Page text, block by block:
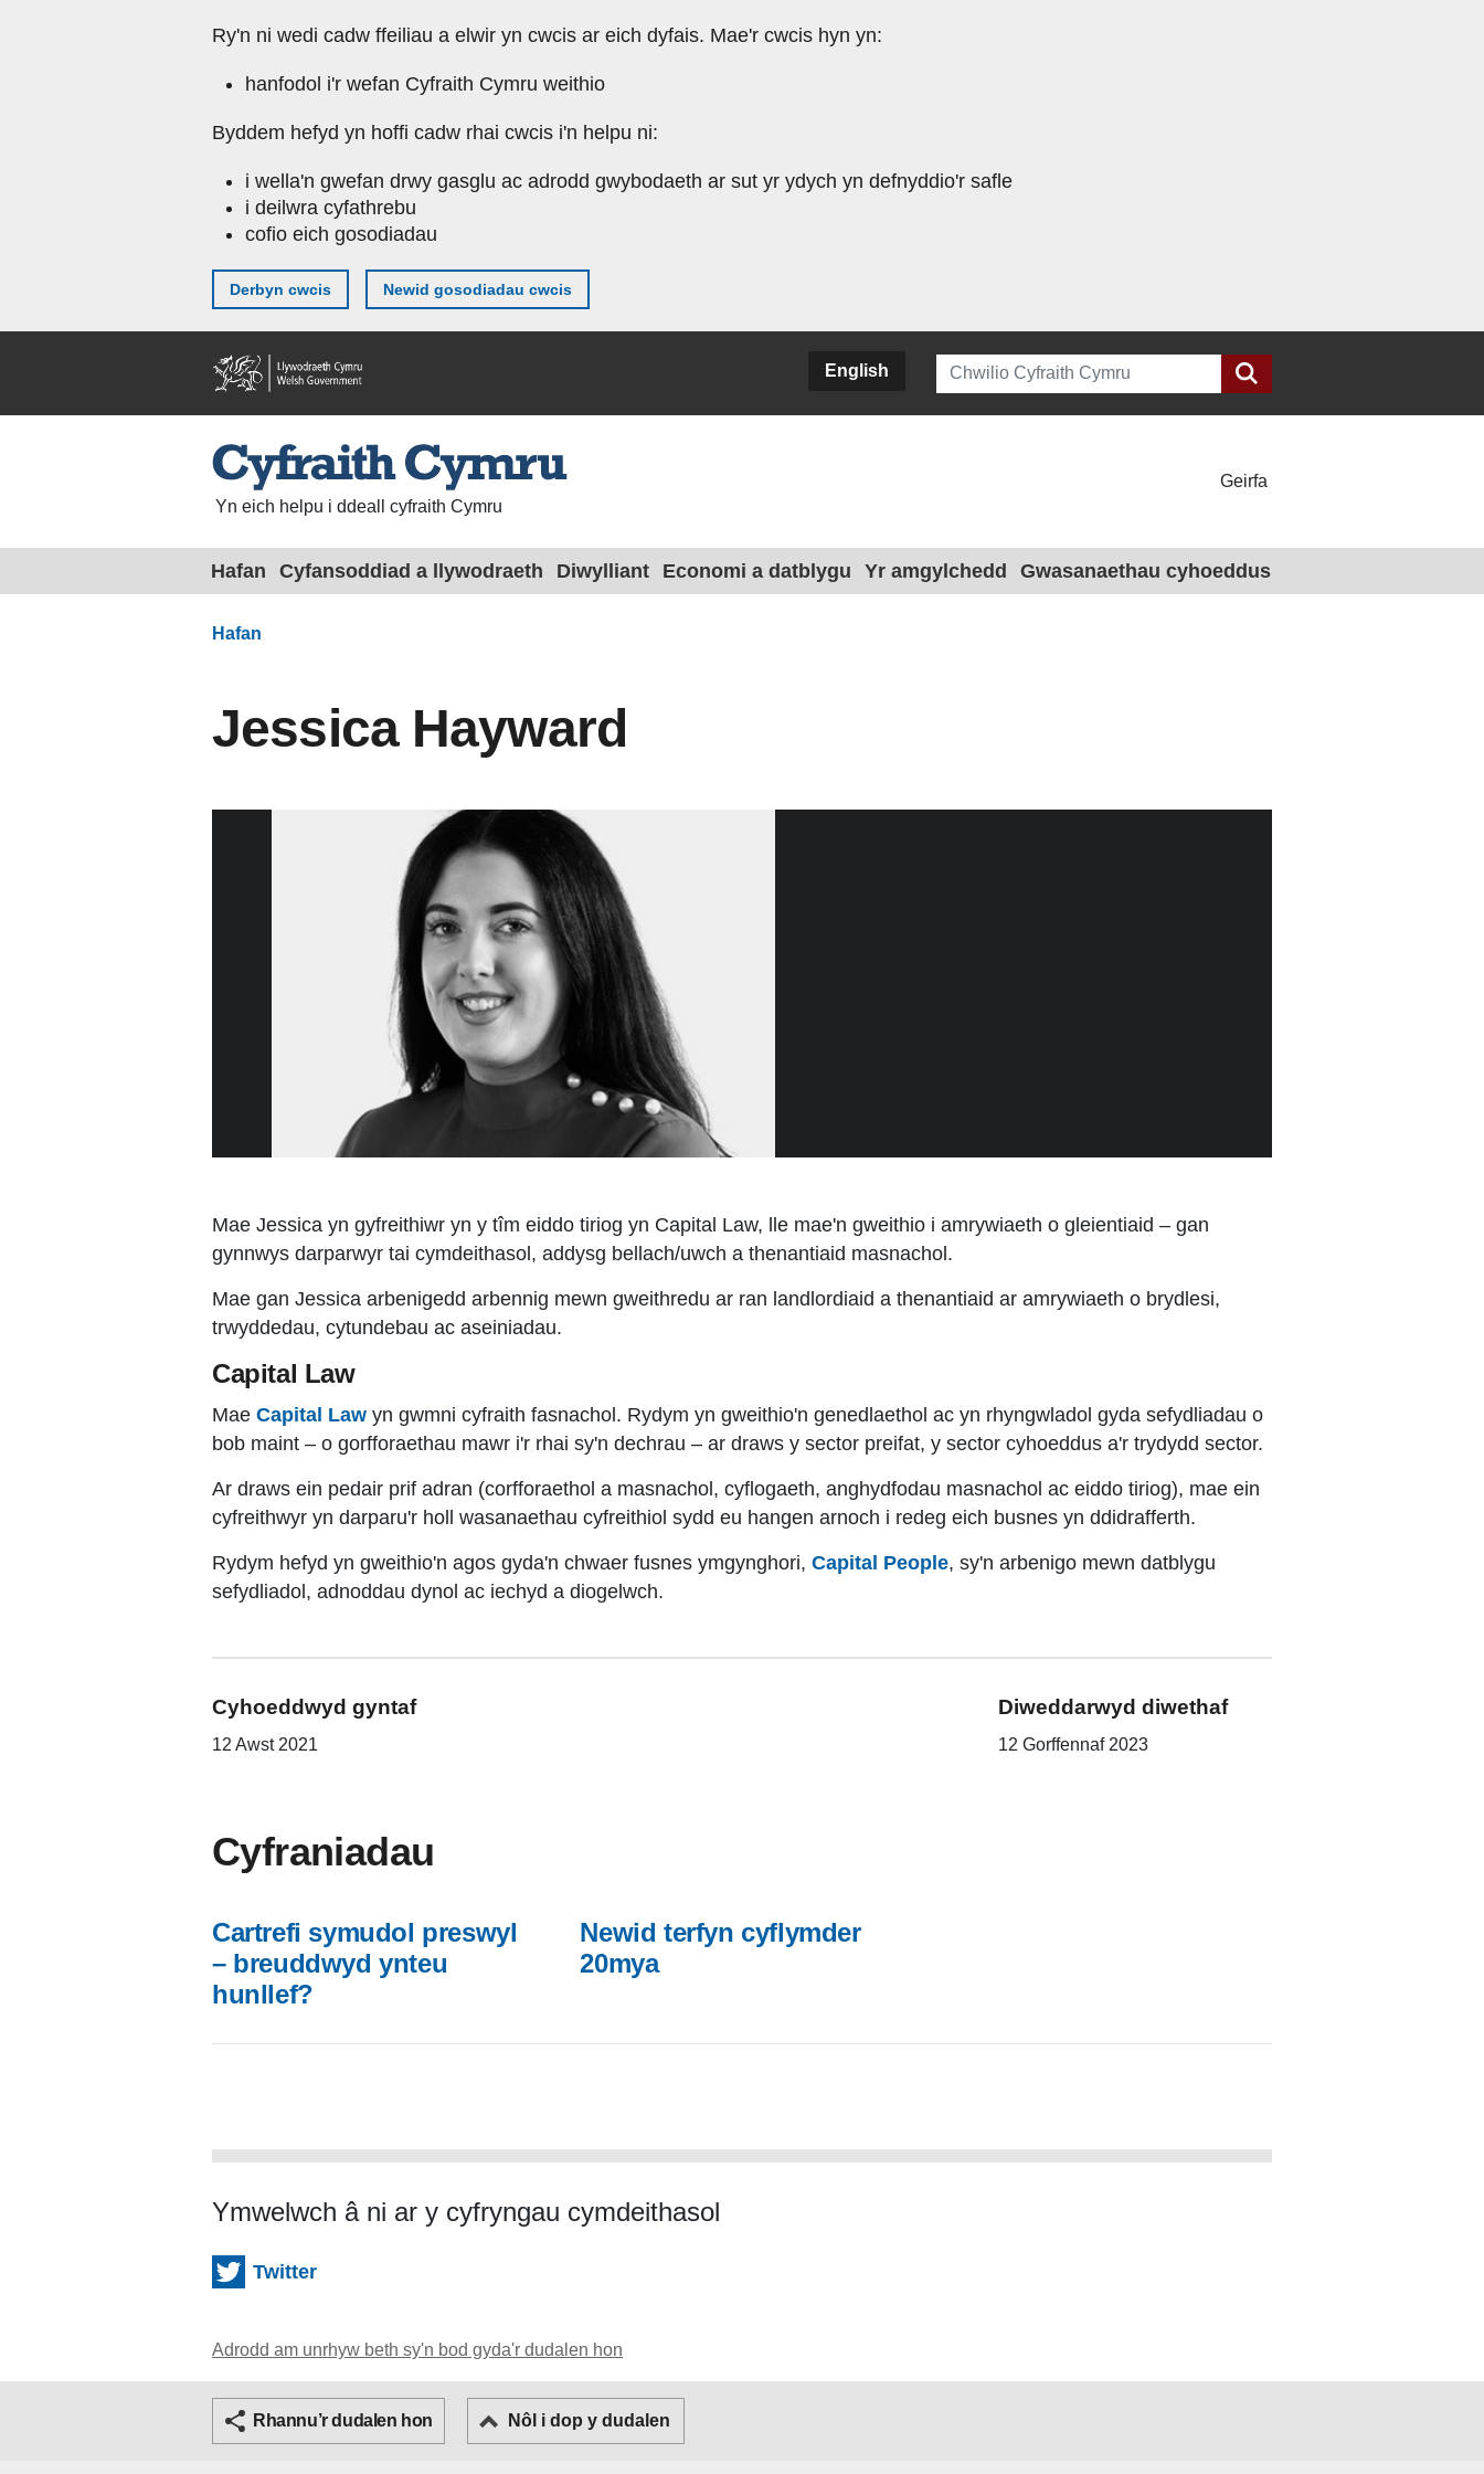
Ry'n ni wedi cadw ffeiliau a elwir yn cwcis ar eich dyfais. Mae'r cwcis hyn yn:
hanfodol i'r wefan Cyfraith Cymru weithio
Byddem hefyd yn hoffi cadw rhai cwcis i'n helpu ni:
i wella'n gwefan drwy gasglu ac adrodd gwybodaeth ar sut yr ydych yn defnyddio'r safle
i deilwra cyfathrebu
cofio eich gosodiadau
Derbyn cwcis Newid gosodiadau cwcis
English
Search
Yn eich helpu i ddeall cyfraith Cymru
Geirfa
Hafan Cyfansoddiad a llywodraeth Diwylliant Economi a datblygu Yr amgylchedd Gwasanaethau cyhoeddus
Hafan
Jessica Hayward
Mae Jessica yn gyfreithiwr yn y tîm eiddo tiriog yn Capital Law, lle mae'n gweithio i amrywiaeth o gleientiaid – gan
gynnwys darparwyr tai cymdeithasol, addysg bellach/uwch a thenantiaid masnachol.
Mae gan Jessica arbenigedd arbennig mewn gweithredu ar ran landlordiaid a thenantiaid ar amrywiaeth o brydlesi,
trwyddedau, cytundebau ac aseiniadau.
Capital Law
Mae Capital Law yn gwmni cyfraith fasnachol. Rydym yn gweithio'n genedlaethol ac yn rhyngwladol gyda sefydliadau o
bob maint – o gorfforaethau mawr i'r rhai sy'n dechrau – ar draws y sector preifat, y sector cyhoeddus a'r trydydd sector.
Ar draws ein pedair prif adran (corfforaethol a masnachol, cyflogaeth, anghydfodau masnachol ac eiddo tiriog), mae ein
cyfreithwyr yn darparu'r holl wasanaethau cyfreithiol sydd eu hangen arnoch i redeg eich busnes yn ddidrafferth.
Rydym hefyd yn gweithio'n agos gyda'n chwaer fusnes ymgynghori, Capital People, sy'n arbenigo mewn datblygu
sefydliadol, adnoddau dynol ac iechyd a diogelwch.
Cyhoeddwyd gyntaf
12 Awst 2021
Diweddarwyd diwethaf
12 Gorffennaf 2023
Cyfraniadau
Cartrefi symudol preswyl
– breuddwyd ynteu
hunllef?
Newid terfyn cyflymder
20mya
Ymwelwch â ni ar y cyfryngau cymdeithasol
Twitter
Adrodd am unrhyw beth sy'n bod gyda'r dudalen hon
Rhannu’r dudalen hon Twitter Facebook
Nôl i dop y dudalen